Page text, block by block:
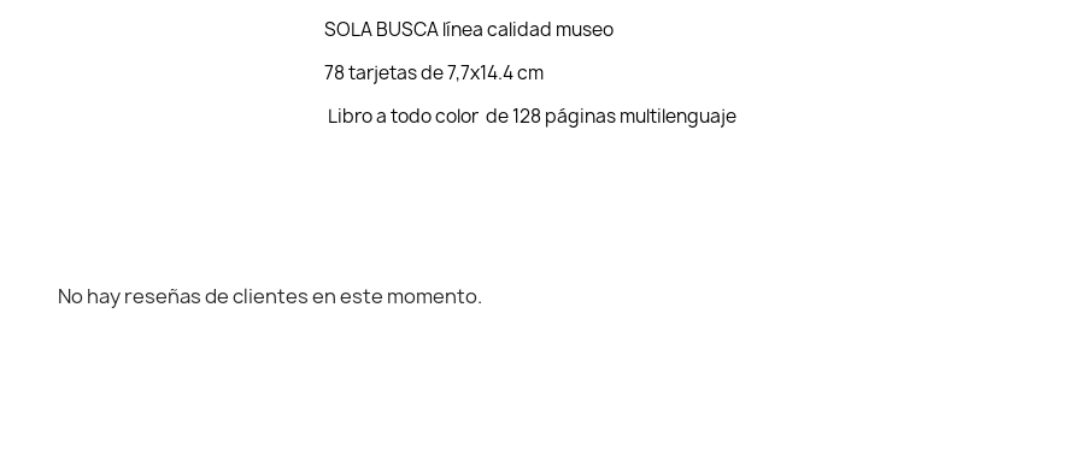
SOLA BUSCA línea calidad museo
78 tarjetas de 7,7x14.4 cm
Libro a todo color de 128 páginas multilenguaje
No hay reseñas de clientes en este momento.